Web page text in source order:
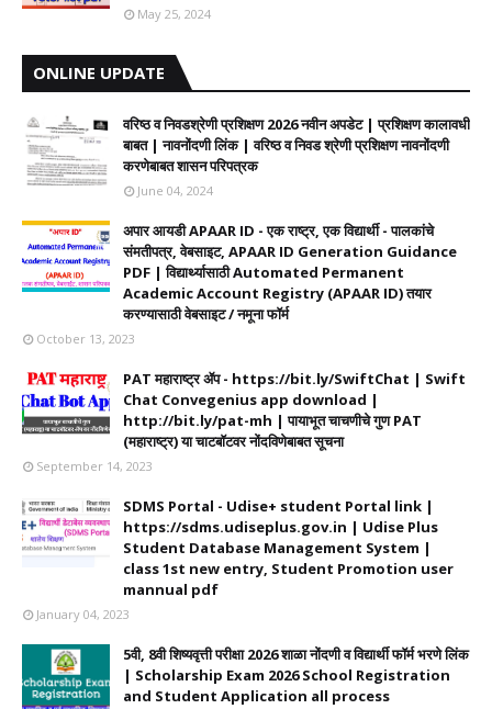
May 25, 2024
ONLINE UPDATE
वरिष्ठ व निवडश्रेणी प्रशिक्षण 2026 नवीन अपडेट | प्रशिक्षण कालावधी‌
बाबत | नावनोंदणी लिंक | वरिष्ठ व निवड श्रेणी प्रशिक्षण नावनोंदणी
करणेबाबत शासन परिपत्रक
June 04, 2024
अपार आयडी APAAR ID - एक राष्ट्र, एक विद्यार्थी - पालकांचे
संमतीपत्र, वेबसाइट, APAAR ID Generation Guidance
PDF | विद्यार्थ्यासाठी Automated Permanent
Academic Account Registry (APAAR ID) तयार
करण्यासाठी वेबसाइट / नमूना फॉर्म
October 13, 2023
PAT महाराष्ट्र ॲप - https://bit.ly/SwiftChat | Swift
Chat Convegenius app download |
http://bit.ly/pat-mh | पायाभूत चाचणीचे गुण PAT
(महाराष्ट्र) या चाटबॉटवर नोंदविणेबाबत सूचना
September 14, 2023
SDMS Portal - Udise+ student Portal link |
https://sdms.udiseplus.gov.in | Udise Plus
Student Database Management System |
class 1st new entry, Student Promotion user
mannual pdf
January 04, 2023
5वी, 8वी शिष्यवृत्ती परीक्षा 2026 शाळा नोंदणी व विद्यार्थी फॉर्म भरणे लिंक
| Scholarship Exam 2026 School Registration
and Student Application all process